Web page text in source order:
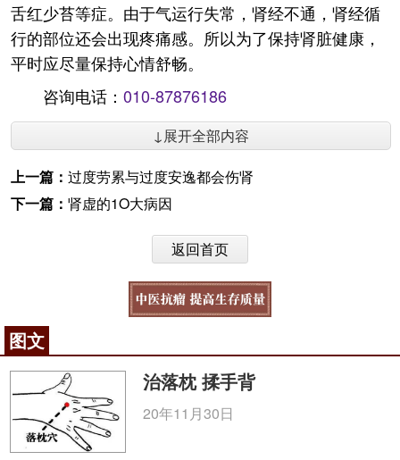
舌红少苔等症。由于气运行失常，肾经不通，肾经循
行的部位还会出现疼痛感。所以为了保持肾脏健康，
平时应尽量保持心情舒畅。
咨询电话： 010-87876186
↓展开全部内容
上一篇： 过度劳累与过度安逸都会伤肾
下一篇： 肾虚的1O大病因
返回首页
图文
治落枕 揉手背
20年11月30日